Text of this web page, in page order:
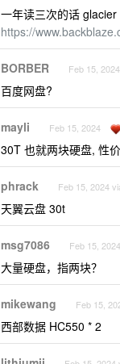
一年读三次的话
https://
BORBER Feb 15, 2024
百度网盘?
mayli Feb 15, 2024
30T 也就两块硬盘, 性
phrack Feb 15, 2024
天翼云盘 30t
msg7086 Feb 15, 2024
大量硬盘，指两块？
mikewang Feb 15,
西部数据 HC550 * 2